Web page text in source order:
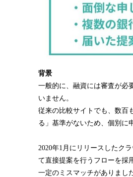
背景
一般的に、融資には審査が必
いません。
従来の比較サイトでも、数百
る」基準がないため、個別に
2020年1月にリリースしたク
て直接提案を行うフローを採
一定のミスマッチがありまし